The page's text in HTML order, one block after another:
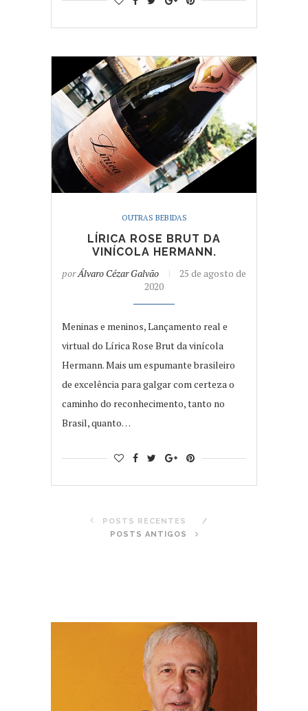
OUTRAS BEBIDAS
LÍRICA ROSE BRUT DA
VINÍCOLA HERMANN.
porÁlvaro Cézar Galvão
25 de agosto de
2020
Meninas e meninos, Lançamento real e
virtual do Lírica Rose Brut da vinícola
Hermann. Mais um espumante brasileiro
de excelência para galgar com certeza o
caminho do reconhecimento, tanto no
Brasil, quanto…
POSTS RECENTES
POSTS ANTIGOS